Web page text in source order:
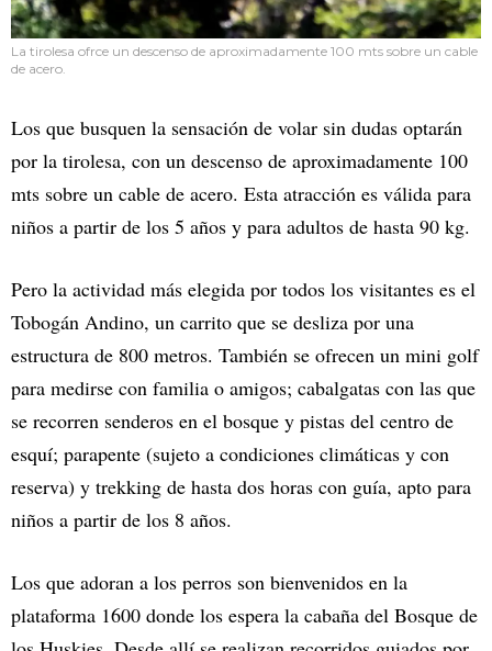
La tirolesa ofrce un descenso de aproximadamente 100 mts sobre un cable
de acero.
Los que busquen la sensación de volar sin dudas optarán
por la tirolesa, con un descenso de aproximadamente 100
mts sobre un cable de acero. Esta atracción es válida para
niños a partir de los 5 años y para adultos de hasta 90 kg.
Pero la actividad más elegida por todos los visitantes es el
Tobogán Andino, un carrito que se desliza por una
estructura de 800 metros. También se ofrecen un mini golf
para medirse con familia o amigos; cabalgatas con las que
se recorren senderos en el bosque y pistas del centro de
esquí; parapente (sujeto a condiciones climáticas y con
reserva) y trekking de hasta dos horas con guía, apto para
niños a partir de los 8 años.
Los que adoran a los perros son bienvenidos en la
plataforma 1600 donde los espera la cabaña del Bosque de